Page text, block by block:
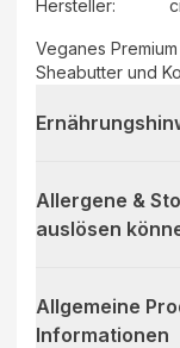
Hersteller:
Veganes
Sheabutter und
Allergene &
auslösen
Allgemeine
Informationen